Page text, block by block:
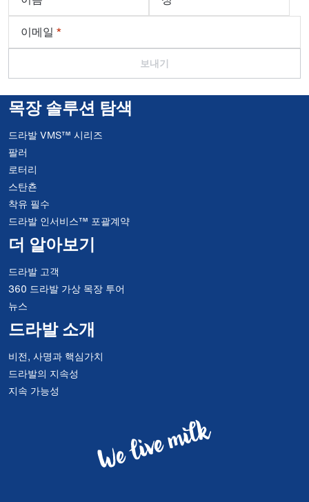
이메일 *
보내기
목장 솔루션 탐색
드라발 VMS™ 시리즈
팔러
로터리
스탄쵼
착유 필수
드라발 인서비스™ 포괄계약
더 알아보기
드라발 고객
360 드라발 가상 목장 투어
뉴스
드라발 소개
비전, 사명과 핵심가치
드라발의 지속성
지속 가능성